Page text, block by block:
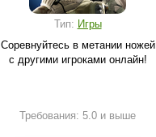
Тип: Игры
Соревнуйтесь в метании ножей
с другими игроками онлайн!
Требования: 5.0 и выше